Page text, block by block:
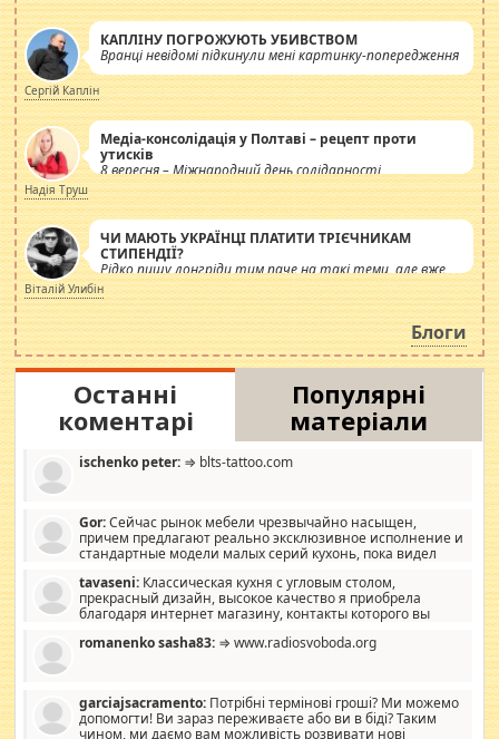
КАПЛІНУ ПОГРОЖУЮТЬ УБИВСТВОМ
Вранці невідомі підкинули мені картинку-попередження
Сергій Каплін
Медіа-консолідація у Полтаві – рецепт проти
утисків
8 вересня – Міжнародний день солідарності
журналістів.
Надія Труш
ЧИ МАЮТЬ УКРАЇНЦІ ПЛАТИТИ ТРІЄЧНИКАМ
СТИПЕНДІЇ?
Рідко пишу лонгріди тим паче на такі теми, але вже
просто дістало! Обурюють сьогоднішні інсенуації
навколо стипендіального питання. Штучно
роздувається ще одна соціальна катастрофа.
Віталій Улибін
Блоги
Останні
коментарі
Популярні
матеріали
ischenko peter: ⇒ blts-tattoo.com
Gor:Сейчас рынок мебели чрезвычайно насыщен,
причем предлагают реально эксклюзивное исполнение и
стандартные модели малых серий кухонь, пока видел
стандартные формы, в MebelOk, креативненько и что главное -
со вкусом все в порядке, без ненужных наворотов удорожающих
мебель, а это не последний фактор.
tavaseni: Классическая кухня с угловым столом,
прекрасный дизайн, высокое качество я приобрела
благодаря интернет магазину, контакты которого вы
romanenko sasha83: ⇒ www.radiosvoboda.org
garciajsacramento: Потрібні термінові гроші? Ми можемо
допомогти! Ви зараз переживаєте або ви в біді? Таким
чином, ми даємо вам можливість розвивати нові